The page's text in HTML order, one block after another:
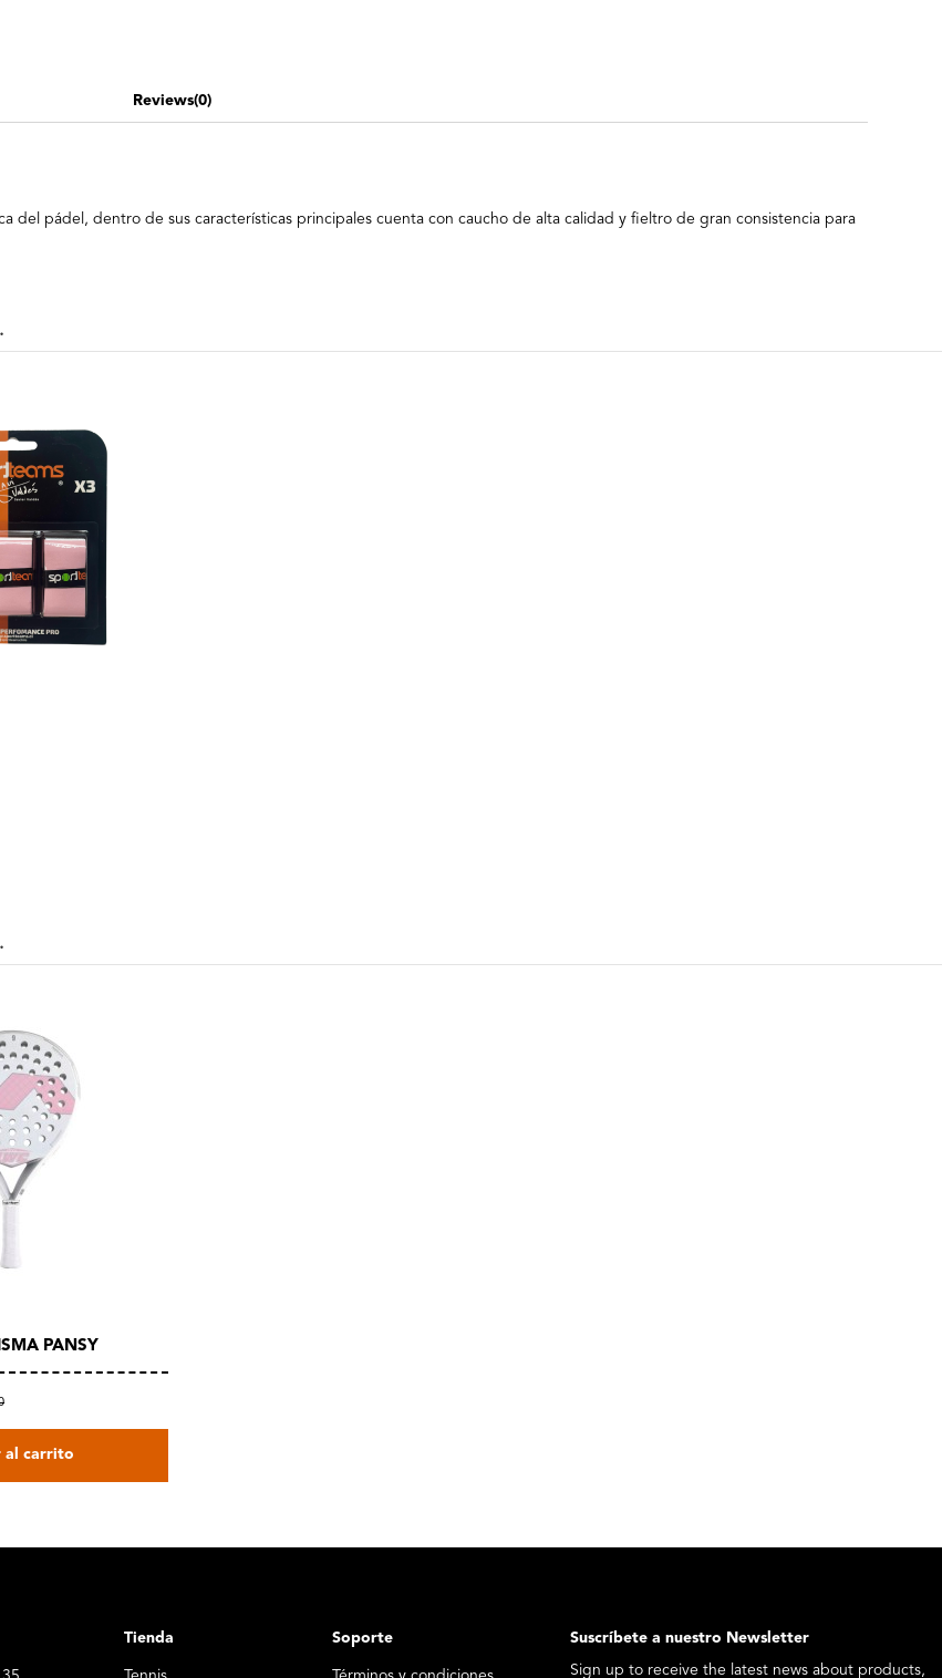
Reviews(0)
del pádel, dentro de sus características principales cuenta con caucho de alta calidad y fieltro de gran consistencia para
PANSY
al carrito
Tienda Soporte Suscríbete a nuestro Newsletter
Sign up to receive the latest news about products,